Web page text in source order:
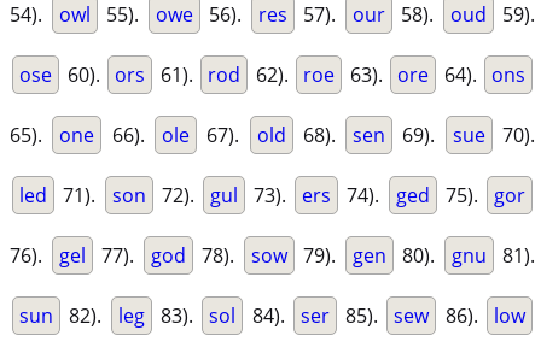
54). owl 55). owe 56). res 57). our 58). oud 59).
ose 60). ors 61). rod 62). roe 63). ore 64). ons
65). one 66). ole 67). old 68). sen 69). sue 70).
led 71). son 72). gul 73). ers 74). ged 75). gor
76). gel 77). god 78). sow 79). gen 80). gnu 81).
sun 82). leg 83). sol 84). ser 85). sew 86). low